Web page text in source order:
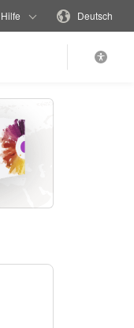
Hilfe Deutsch